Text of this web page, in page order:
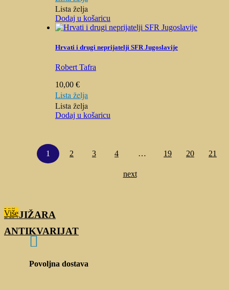
Lista želja
Dodaj u košaricu
Hrvati i drugi neprijatelji SFR Jugoslavije
Robert Tafra
10,00 €
Lista želja
Lista želja
Dodaj u košaricu
1 2 3 4 … 19 20 21
next
KNJIŽARA
Više
ANTIKVARIJAT
Više

Povoljna dostava